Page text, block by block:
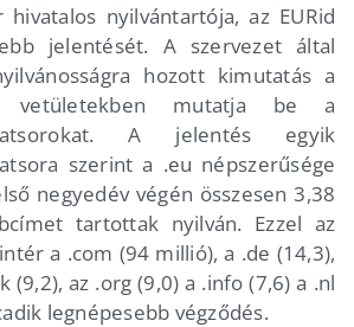
nyilvántartója, az EURid
jelentését. A szervezet által
hozott kimutatás a
vetületekben mutatja be a
A jelentés egyik
szerint a .eu népszerűsége
negyedév végén összesen 3,38
tartottak nyilván. Ezzel az
a .com (94 millió), a .de (14,3),
(9,2), az .org (9,0) a .info (7,6) a .nl
legnépesebb végződés.